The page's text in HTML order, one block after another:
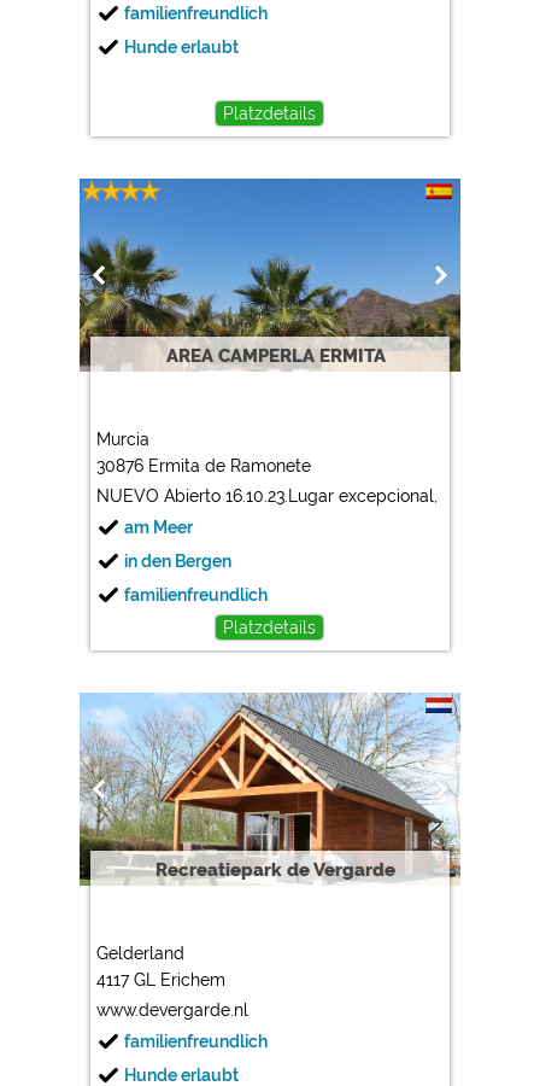
familienfreundlich
Hunde erlaubt
Platzdetails
AREA CAMPERLA ERMITA
Murcia
30876 Ermita de Ramonete
NUEVO Abierto 16.10.23.Lugar excepcional, plazas
am Meer
in den Bergen
familienfreundlich
Platzdetails
Recreatiepark de Vergarde
Gelderland
4117 GL Erichem
www.devergarde.nl
familienfreundlich
Hunde erlaubt